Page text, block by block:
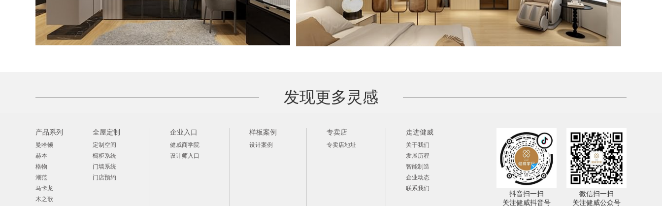
发现更多灵感
产品系列
曼哈顿
赫本
格物
潮范
马卡龙
木之歌
全屋定制
定制空间
橱柜系统
门墙系统
门店预约
企业入口
健威商学院
设计师入口
样板案例
设计案例
专卖店
专卖店地址
走进健威
关于我们
发展历程
智能制造
企业动态
联系我们
抖音扫一扫
关注健威抖音号
微信扫一扫
关注健威公众号